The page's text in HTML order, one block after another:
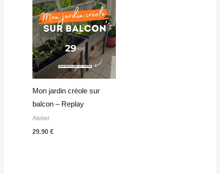
Mon jardin créole sur
balcon – Replay
Atelier
29.90€